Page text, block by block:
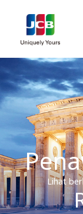
Lihat